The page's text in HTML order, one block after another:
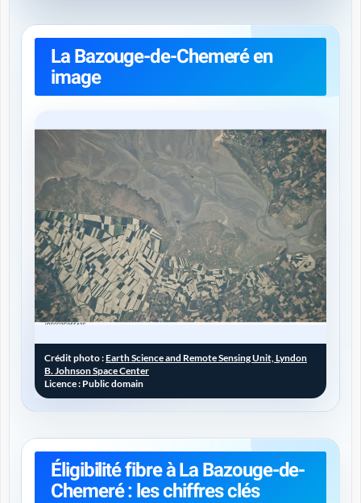
La Bazouge-de-Chemeré en
image
Crédit photo :Earth Science and Remote Sensing Unit, Lyndon
B. Johnson Space Center
Licence : Public domain
Éligibilité fibre à La Bazouge-de-
Chemeré : les chiffres clés